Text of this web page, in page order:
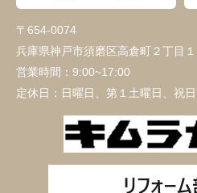
〒654-0074
兵庫県神戸市須磨区高倉町２丁目１
営業時間： 9:00~17:00
定休日： 日曜日、第１土曜日、祝日